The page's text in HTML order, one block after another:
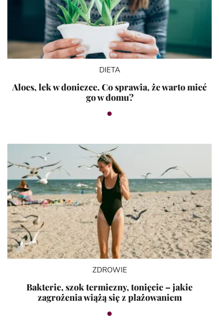
DIETA
Aloes, lek w doniczce. Co sprawia, że warto mieć
go w domu?
ZDROWIE
Bakterie, szok termiczny, tonięcie – jakie
zagrożenia wiążą się z plażowaniem